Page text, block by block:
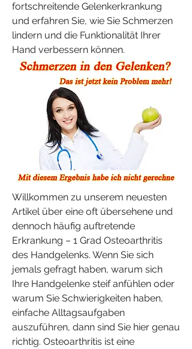
fortschreitende Gelenkerkrankung
und erfahren Sie, wie Sie Schmerzen
lindern und die Funktionalität Ihrer
Hand verbessern können.
Willkommen zu unserem neuesten
Artikel über eine oft übersehene und
dennoch häufig auftretende
Erkrankung – 1 Grad Osteoarthritis
des Handgelenks. Wenn Sie sich
jemals gefragt haben, warum sich
Ihre Handgelenke steif anfühlen oder
warum Sie Schwierigkeiten haben,
einfache Alltagsaufgaben
auszuführen, dann sind Sie hier genau
richtig. Osteoarthritis ist eine